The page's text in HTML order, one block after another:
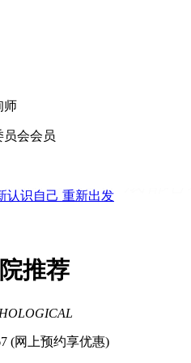
师
员会会员
都心理辅导
少年心理咨询机构
推荐
(网上预约享优惠)